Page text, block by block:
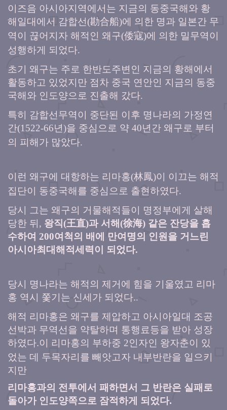
이즈음 아시아지역에서는 지금의 동중국해와 황
해일대에서 감합선(勘合船)에 의한 명과 일본간 무
역이 끊어지자 해적인 왜구(倭寇)에 의한 밀무역이
성행하게 되었다.
초기 왜구는 주로 한반도주변인 지금의 황해에서
활동하고 있었지만 점차 중국 연안인 지금의 동중
국해와 인도양으로 진출해 갔다.
특히 감합선무역이 중단된 이후 명나라의 가정연
간(1522-66년)을 중심으로 약 40년간 왜구로 부터
의 피해가 많았다.
이런 왜구에 대항하는 리마홍(林鳳)이 이끄는 해적
집단이 동중국해를 중심으로 출현하였다.
당시 그는 왜구의 거물해적들이 명정부에게 살해
당한 뒤, 왕직(王直)과 서해 (徐海) 같은 잔당을 흡
수하여 200여척의 배에 만여명의 인원을 거느린
아시아최대해적세력이 되었다.
당시 명나라는 해적의 제거에 힘을 기울였고 리마
홍 역시 쫓기는 신세가 되었다..
해적 리마홍은 왜구를 제압하고 아시아일대 조공
선박과 무역선을 약탈하며 통행료등을 받아 성장
하였다.이 리마홍의 부하중 2인자인 왕자춘이 있
었는 데 두목자리를 빼앗고자 내부반란을 일으키
지만
리마홍과의 전투에서 패하면서 그 반란은 실패로
돌아가 인도양쪽으로 잠적하게 되었다.